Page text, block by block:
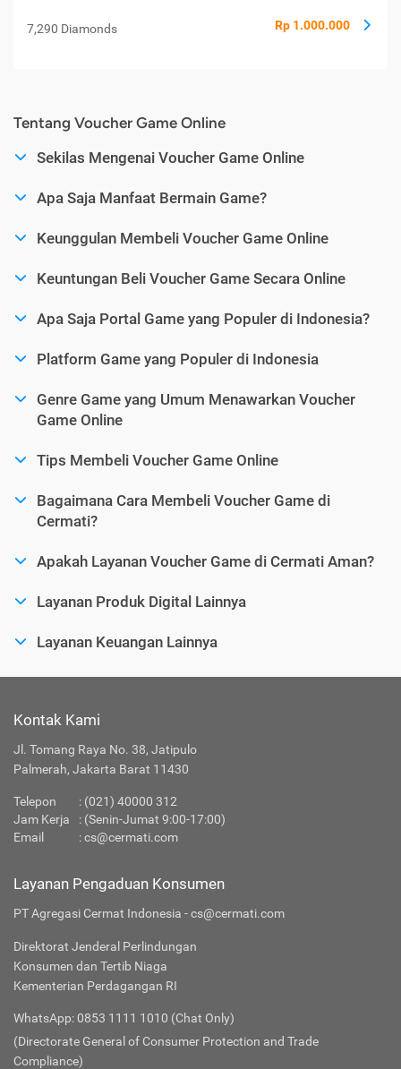
7,290 Diamonds Rp 1.000.000
Tentang Voucher Game Online
Sekilas Mengenai Voucher Game Online
Apa Saja Manfaat Bermain Game?
Keunggulan Membeli Voucher Game Online
Keuntungan Beli Voucher Game Secara Online
Apa Saja Portal Game yang Populer di Indonesia?
Platform Game yang Populer di Indonesia
Genre Game yang Umum Menawarkan Voucher
Game Online
Tips Membeli Voucher Game Online
Bagaimana Cara Membeli Voucher Game di
Cermati?
Apakah Layanan Voucher Game di Cermati Aman?
Layanan Produk Digital Lainnya
Layanan Keuangan Lainnya
Kontak Kami
Jl. Tomang Raya No. 38, Jatipulo
Palmerah, Jakarta Barat 11430
Telepon : (021) 40000 312
Jam Kerja
: (Senin-Jumat 9:00-17:00)
Email
:cs@cermati.com
Layanan Pengaduan Konsumen
PT Agregasi Cermat Indonesia - cs@cermati.com
Direktorat Jenderal Perlindungan
Konsumen dan Tertib Niaga
Kementerian Perdagangan RI
WhatsApp: 0853 1111 1010 (Chat Only)
(Directorate General of Consumer Protection and Trade
Compliance)